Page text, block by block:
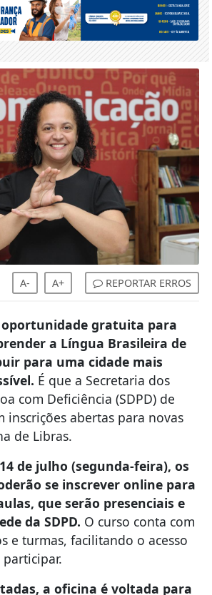
A- A+ REPORTAR ERROS
oportunidade gratuita para
a Língua Brasileira de
para uma cidade mais
É que a Secretaria dos
com Deficiência (SDPD) de
inscrições abertas para novas
de Libras.
de julho (segunda-feira), os
se inscrever online para
que serão presenciais e
da SDPD. O curso conta com
e turmas, facilitando o acesso
a oficina é voltada para